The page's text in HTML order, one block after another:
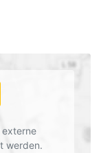
externe
werden.